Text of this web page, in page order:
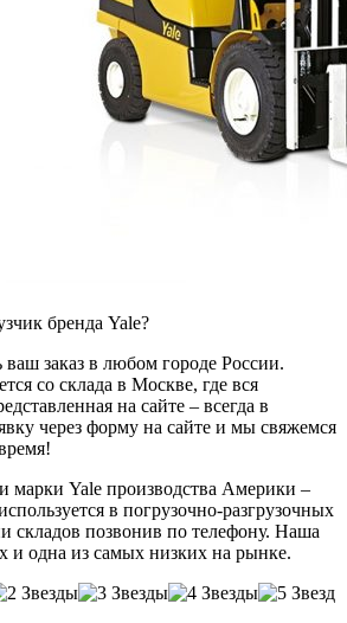
бренда Yale?
заказ в любом городе России.
со склада в Москве, где вся
на сайте – всегда в
через форму на сайте и мы свяжемся
марки Yale производства Америки –
в погрузочно-разгрузочных
складов позвонив по телефону. Наша
и одна из самых низких на рынке.